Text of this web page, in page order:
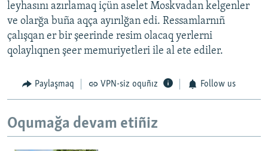
leyhasını azırlamaq içün aselet Moskvadan kelgenler
ve olarğa buña aqça ayırılğan edi. Ressamlarnıñ
çalışqan er bir şeerinde resim olacaq yerlerni
qolaylıqnen şeer memuriyetleri ile al ete ediler.
Paylaşmaq VPN-siz oquñız Follow us
Oqumağa devam etiñiz